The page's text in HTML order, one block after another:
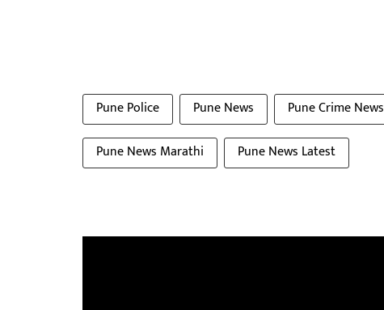
Pune Police Pune News Pune Crime News
Pune News Marathi
Pune News Latest